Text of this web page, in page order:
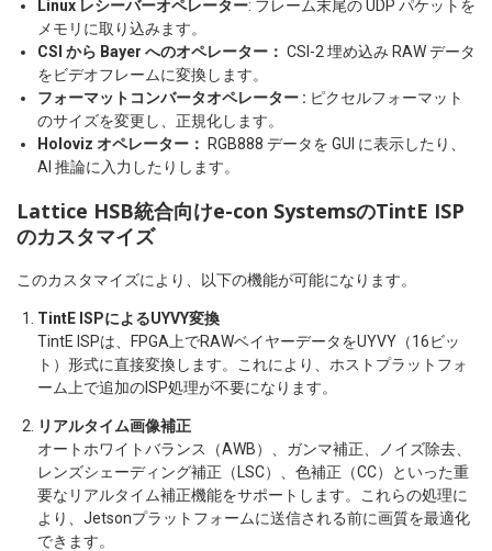
Linux レシーバーオペレーター: フレーム末尾の UDP パケットを
メモリに取り込みます。
CSI から Bayer へのオペレーター： CSI-2 埋め込み RAW データ
をビデオフレームに変換します。
フォーマットコンバータオペレーター : ピクセルフォーマット
のサイズを変更し、正規化します。
Holoviz オペレーター：
RGB888 データを GUI に表示したり、
AI 推論に入力したりします。
Lattice HSB統合向けe-con SystemsのTintE ISP
のカスタマイズ
このカスタマイズにより、以下の機能が可能になります。
TintE ISPによるUYVY変換
TintE ISPは、FPGA上でRAWベイヤーデータをUYVY（16ビッ
ト）形式に直接変換します。これにより、ホストプラットフォ
ーム上で追加のISP処理が不要になります。
リアルタイム画像補正
オートホワイトバランス（AWB）、ガンマ補正、ノイズ除去、
レンズシェーディング補正（LSC）、色補正（CC）といった重
要なリアルタイム補正機能をサポートします。これらの処理に
より、Jetsonプラットフォームに送信される前に画質を最適化
できます。